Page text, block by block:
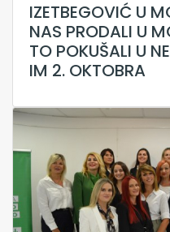
IZETBEGOVIĆ U
NAS PRODALI U
TO POKUŠALI U
IM 2. OKTOBRA